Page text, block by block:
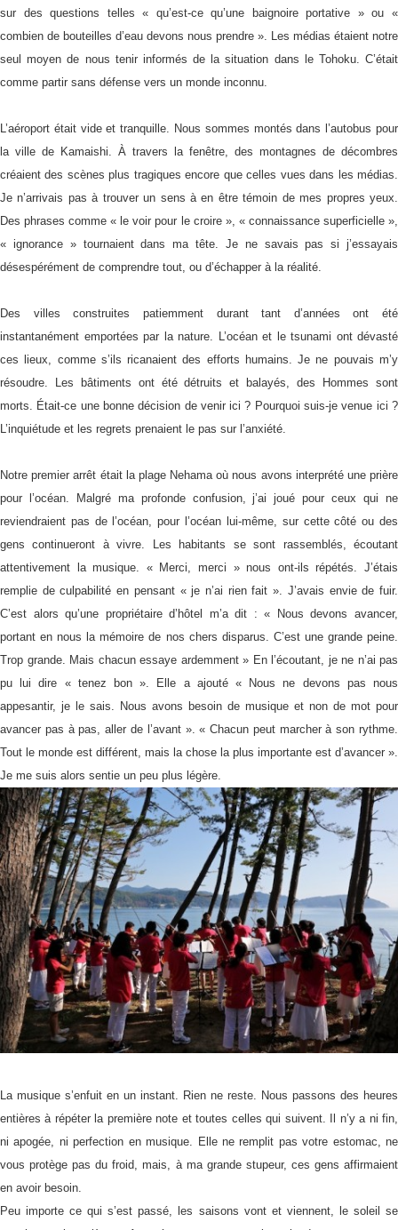
sur des questions telles « qu’est-ce qu’une baignoire portative » ou «
combien de bouteilles d’eau devons nous prendre ». Les médias étaient notre
seul moyen de nous tenir informés de la situation dans le Tohoku. C’était
comme partir sans défense vers un monde inconnu.
L’aéroport était vide et tranquille. Nous sommes montés dans l’autobus pour
la ville de Kamaishi. À travers la fenêtre, des montagnes de décombres
créaient des scènes plus tragiques encore que celles vues dans les médias.
Je n’arrivais pas à trouver un sens à en être témoin de mes propres yeux.
Des phrases comme « le voir pour le croire », « connaissance superficielle »,
« ignorance » tournaient dans ma tête. Je ne savais pas si j’essayais
désespérément de comprendre tout, ou d’échapper à la réalité.
Des villes construites patiemment durant tant d’années ont été
instantanément emportées par la nature. L’océan et le tsunami ont dévasté
ces lieux, comme s’ils ricanaient des efforts humains. Je ne pouvais m’y
résoudre. Les bâtiments ont été détruits et balayés, des Hommes sont
morts. Était-ce une bonne décision de venir ici ? Pourquoi suis-je venue ici ?
L’inquiétude et les regrets prenaient le pas sur l’anxiété.
Notre premier arrêt était la plage Nehama où nous avons interprété une prière
pour l’océan. Malgré ma profonde confusion, j’ai joué pour ceux qui ne
reviendraient pas de l’océan, pour l’océan lui-même, sur cette côté ou des
gens continueront à vivre. Les habitants se sont rassemblés, écoutant
attentivement la musique. « Merci, merci » nous ont-ils répétés. J’étais
remplie de culpabilité en pensant « je n’ai rien fait ». J’avais envie de fuir.
C’est alors qu’une propriétaire d’hôtel m’a dit : « Nous devons avancer,
portant en nous la mémoire de nos chers disparus. C’est une grande peine.
Trop grande. Mais chacun essaye ardemment » En l’écoutant, je ne n’ai pas
pu lui dire « tenez bon ». Elle a ajouté « Nous ne devons pas nous
appesantir, je le sais. Nous avons besoin de musique et non de mot pour
avancer pas à pas, aller de l’avant ». « Chacun peut marcher à son rythme.
Tout le monde est différent, mais la chose la plus importante est d’avancer ».
Je me suis alors sentie un peu plus légère.
La musique s’enfuit en un instant. Rien ne reste. Nous passons des heures
entières à répéter la première note et toutes celles qui suivent. Il n’y a ni fin,
ni apogée, ni perfection en musique. Elle ne remplit pas votre estomac, ne
vous protège pas du froid, mais, à ma grande stupeur, ces gens affirmaient
en avoir besoin.
Peu importe ce qui s’est passé, les saisons vont et viennent, le soleil se